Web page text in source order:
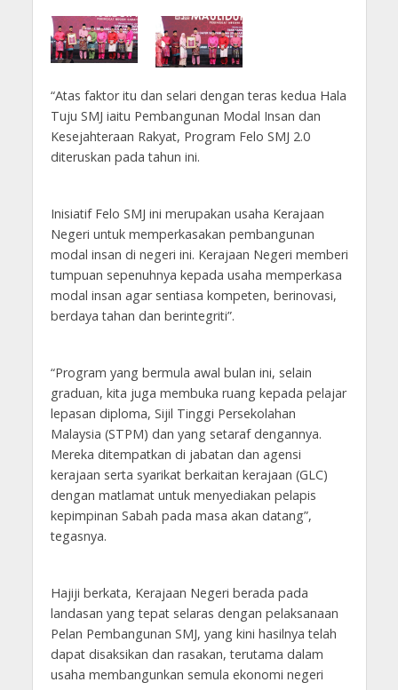
“Atas faktor itu dan selari dengan teras kedua Hala
Tuju SMJ iaitu Pembangunan Modal Insan dan
Kesejahteraan Rakyat, Program Felo SMJ 2.0
diteruskan pada tahun ini.
Inisiatif Felo SMJ ini merupakan usaha Kerajaan
Negeri untuk memperkasakan pembangunan
modal insan di negeri ini. Kerajaan Negeri memberi
tumpuan sepenuhnya kepada usaha memperkasa
modal insan agar sentiasa kompeten, berinovasi,
berdaya tahan dan berintegriti”.
“Program yang bermula awal bulan ini, selain
graduan, kita juga membuka ruang kepada pelajar
lepasan diploma, Sijil Tinggi Persekolahan
Malaysia (STPM) dan yang setaraf dengannya.
Mereka ditempatkan di jabatan dan agensi
kerajaan serta syarikat berkaitan kerajaan (GLC)
dengan matlamat untuk menyediakan pelapis
kepimpinan Sabah pada masa akan datang”,
tegasnya.
Hajiji berkata, Kerajaan Negeri berada pada
landasan yang tepat selaras dengan pelaksanaan
Pelan Pembangunan SMJ, yang kini hasilnya telah
dapat disaksikan dan rasakan, terutama dalam
usaha membangunkan semula ekonomi negeri